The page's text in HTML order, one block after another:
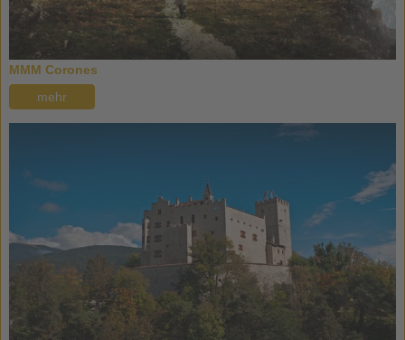
MMM Corones
mehr